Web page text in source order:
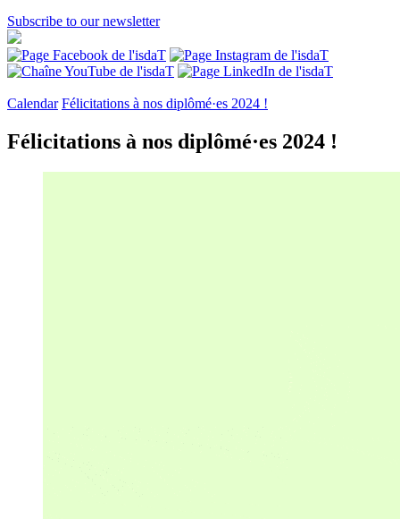
Subscribe to our newsletter
Calendar Félicitations à nos diplômé·es 2024 !
Félicitations à nos diplômé·es 2024 !